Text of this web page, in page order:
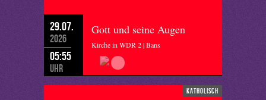
29.07.
2026
05:55
Uhr
Gott und seine Augen
Kirche in WDR 2 | Bans
katholisch